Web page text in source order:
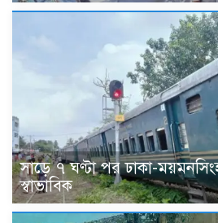
সাড়ে ৭ ঘণ্টা পর ঢাকা-
স্বাভাবিক